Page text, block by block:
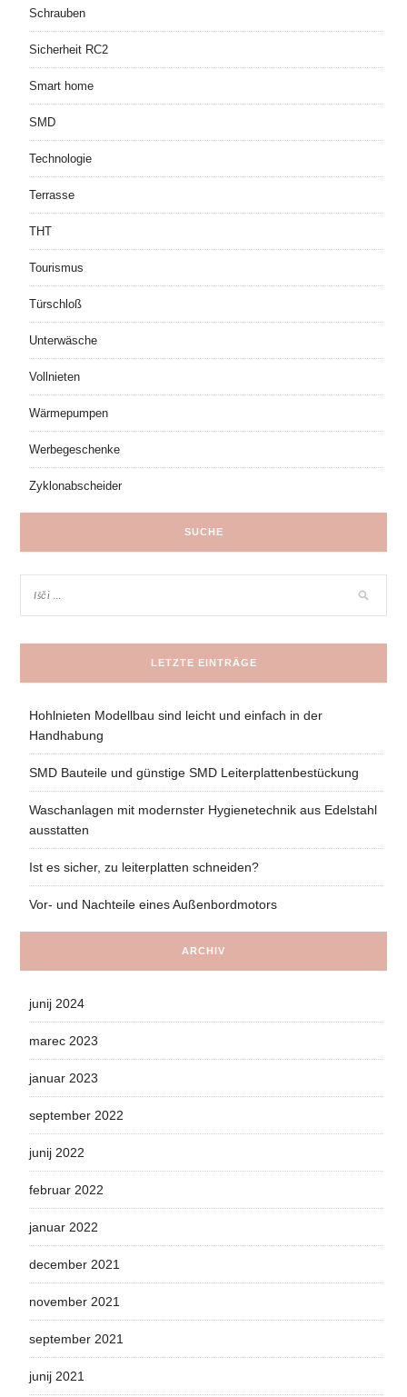
Schrauben
Sicherheit RC2
Smart home
SMD
Technologie
Terrasse
THT
Tourismus
Türschloß
Unterwäsche
Vollnieten
Wärmepumpen
Werbegeschenke
Zyklonabscheider
SUCHE
LETZTE EINTRÄGE
Hohlnieten Modellbau sind leicht und einfach in der
Handhabung
SMD Bauteile und günstige SMD Leiterplattenbestückung
Waschanlagen mit modernster Hygienetechnik aus Edelstahl
ausstatten
Ist es sicher, zu leiterplatten schneiden?
Vor- und Nachteile eines Außenbordmotors
ARCHIV
junij 2024
marec 2023
januar 2023
september 2022
junij 2022
februar 2022
januar 2022
december 2021
november 2021
september 2021
junij 2021